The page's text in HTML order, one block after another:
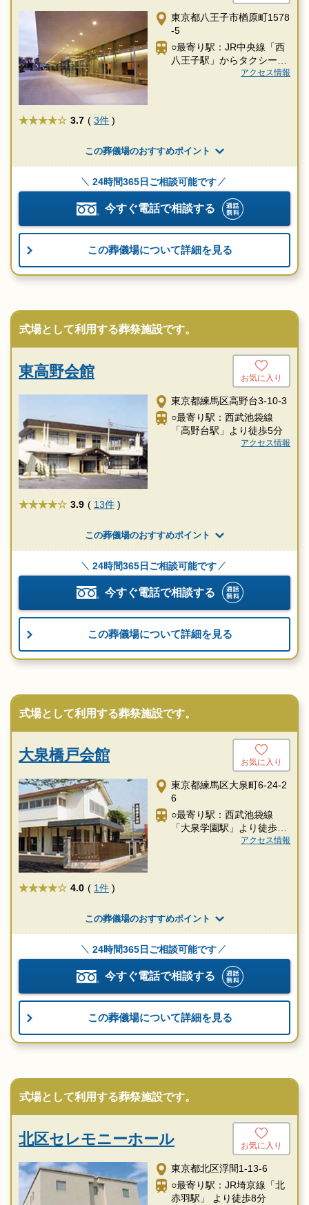
東京都八王子市楢原町1578
-5
○最寄り駅：JR中央線「西
八王子駅」からタクシー約
アクセス情報
★★★★ 3.7 ( 3件 )
この葬儀場のおすすめポイント
24時間365日ご相談可能です
今すぐ電話で相談する
この葬儀場について詳細を見る
式場として利用する葬祭施設です。
東高野会館 お気に入り
東京都練馬区高野台3-10-3
○最寄り駅：西武池袋線
「高野台駅」より徒歩5分
アクセス情報
★★★★ 3.9 ( 13件 )
この葬儀場のおすすめポイント
24時間365日ご相談可能です
今すぐ電話で相談する
この葬儀場について詳細を見る
式場として利用する葬祭施設です。
大泉橋戸会館 お気に入り
東京都練馬区大泉町6-24-2
6
○最寄り駅：西武池袋線
「大泉学園駅」より徒歩15
アクセス情報
★★★★ 4.0 ( 1件 )
この葬儀場のおすすめポイント
24時間365日ご相談可能です
今すぐ電話で相談する
この葬儀場について詳細を見る
式場として利用する葬祭施設です。
北区セレモニーホール お気に入り
東京都北区浮間1-13-6
○最寄り駅：JR埼京線「北
赤羽駅」 より徒歩8分